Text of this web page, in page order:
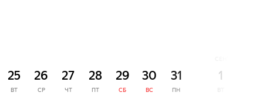
25
ВТ
26
СР
27
ЧТ
28
ПТ
29
СБ
30
ВС
31
ПН
1
ВТ